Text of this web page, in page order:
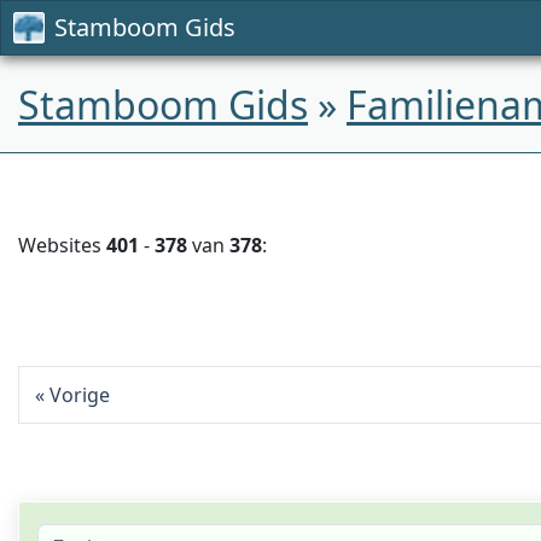
Stamboom Gids
Stamboom Gids »
Websites 401 -378van 378:
Vorige